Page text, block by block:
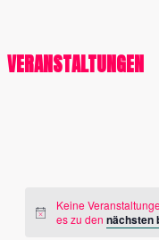
VERANSTALTUNGEN
Keine
es zu dennächsten